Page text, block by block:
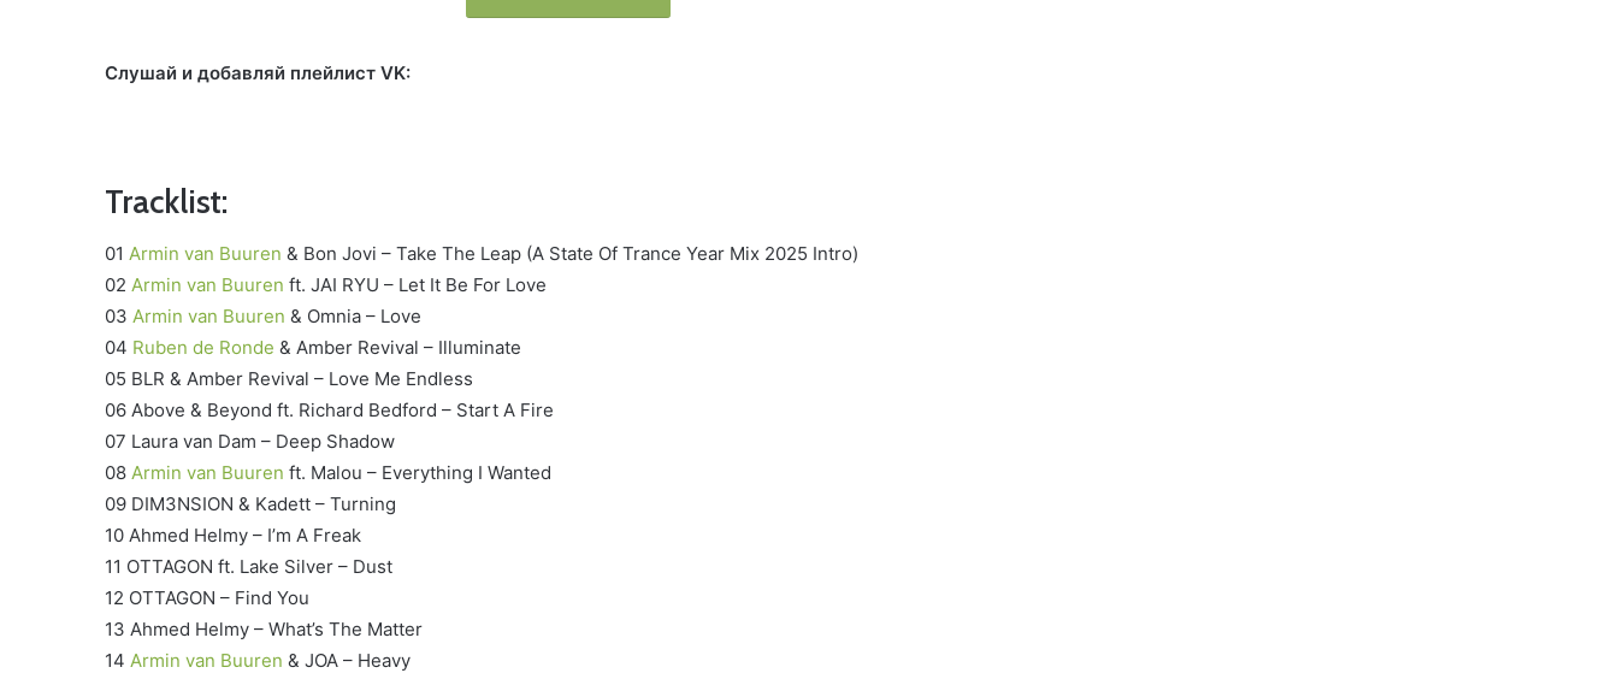
Слушай и добавляй плейлист VK:
Tracklist:
01 Armin van Buuren & Bon Jovi – Take The Leap (A State Of Trance Year Mix 2025 Intro)
02 Armin van Buuren ft. JAI RYU – Let It Be For Love
03 Armin van Buuren & Omnia – Love
04 Ruben de Ronde & Amber Revival – Illuminate
05 BLR & Amber Revival – Love Me Endless
06 Above & Beyond ft. Richard Bedford – Start A Fire
07 Laura van Dam – Deep Shadow
08 Armin van Buuren ft. Malou – Everything I Wanted
09 DIM3NSION & Kadett – Turning
10 Ahmed Helmy – I’m A Freak
11 OTTAGON ft. Lake Silver – Dust
12 OTTAGON – Find You
13 Ahmed Helmy – What’s The Matter
14 Armin van Buuren & JOA – Heavy